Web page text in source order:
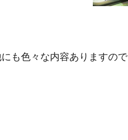
も色々な内容ありますので